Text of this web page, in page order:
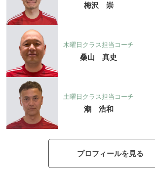
梅沢 崇
木曜日クラス担当コーチ
桑山 真史
土曜日クラス担当コーチ
潮 浩和
プロフィールを見る